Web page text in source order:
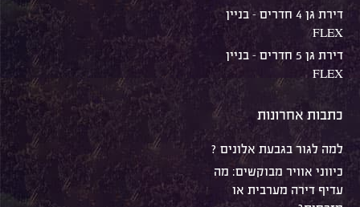
דירת גן 4 חדרים – בניין
FLEX
דירת גן 5 חדרים – בניין
FLEX
כתבות אחרונות
למה לגור בגבעת אלונים ?
כיווני אוויר מבוקשים: מה
עדיף דירה מערבית או